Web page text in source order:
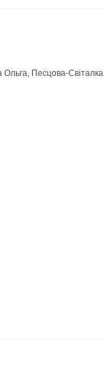
Песцова-Світалка